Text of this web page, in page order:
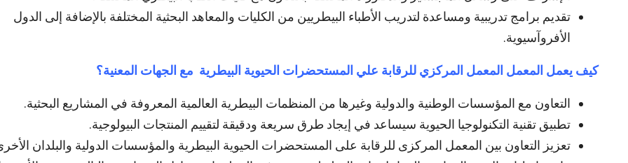
تقديم برامج تدريبية ومساعدة لتدريب الأطباء البيطريين من الكليات والمعاهد البحثية المختلفة بالإضافة إلى الدول
الأفروآسيوية.
كيف يعمل المعمل المعمل المركزي للرقابة علي المستحضرات الحيوية البيطرية مع الجهات المعنية؟
التعاون مع المؤسسات الوطنية والدولية وغيرها من المنظمات البيطرية العالمية المعروفة في المشاريع البحثية.
تطبيق تقنية التكنولوجيا الحيوية سيساعد في إيجاد طرق سريعة ودقيقة لتقييم المنتجات البيولوجية.
تعزيز التعاون بين المعمل المركزى للرقابة على المستحضرات الحيوية البيطرية والمؤسسات الدولية والبلدان